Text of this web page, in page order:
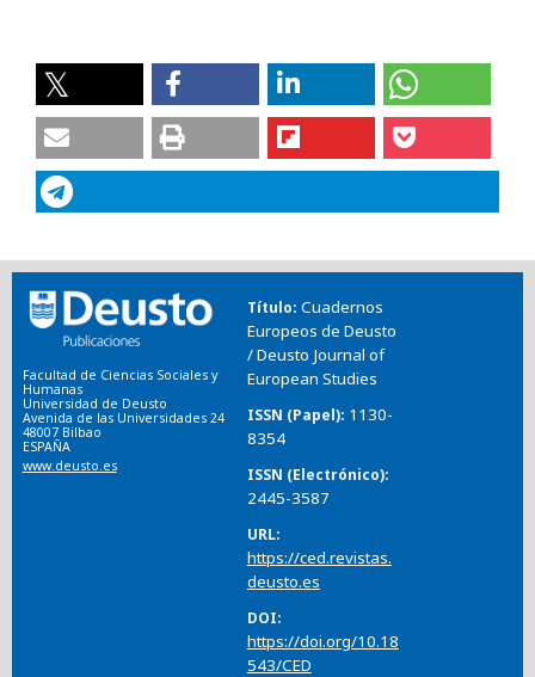
Facultad de Ciencias Sociales y
Humanas
Universidad de Deusto
Avenida de las Universidades 24
48007 Bilbao
ESPAÑA
www.deusto.es
Título Cuadernos
Europeos de Deusto
/ Deusto Journal of
European Studies
ISSN (Papel) 1130-
8354
ISSN (Electrónico)
2445-3587
URL
https://ced.revistas.
deusto.es
DOI
https://doi.org/10.18
543/CED